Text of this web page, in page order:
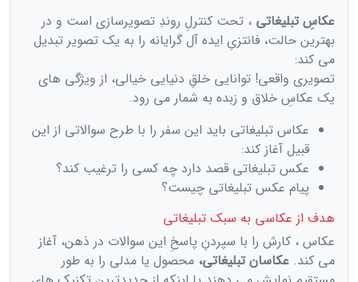
عکاسِ تبلیغاتی ، تحت کنترلِ روندِ تصویرسازی است و در
بهترین حالت، فانتزیِ ایده‌ آل گرایانه را به یک تصویر تبدیل
می ‌کند:
تصویری واقعی! توانایی خلقِ دنیایی خیالی، از ویژگی‌ های
یک عکاسِ خلاق و زبده به شمار می ‌رود.
عکاس تبلیغاتی باید این سفر را با طرح سوالاتی از این
قبیل آغاز کند:
عکس تبلیغاتی قصد دارد چه کسی را ترغیب کند؟
پیام عکس تبلیغاتی چیست؟
هدف از عکاسی به سبک تبلیغاتی
عکاس ، کارش را با سپردنِ پاسخِ این سوالات در ذهن، آغاز
می ‌کند. عکاسان تبلیغاتی، محصول یا مدلی را به طور